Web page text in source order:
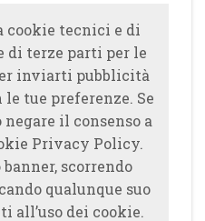
cookie tecnici e di
di terze parti per le
inviarti pubblicità
tue preferenze. Se
il consenso a
Privacy Policy.
scorrendo
qualunque suo
all’uso dei cookie.